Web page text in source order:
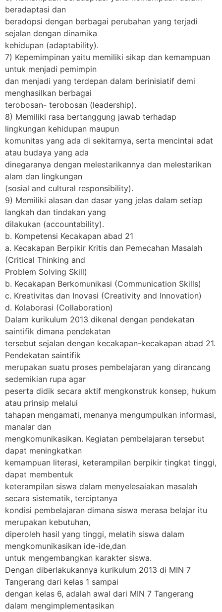
beradaptasi dan
beradopsi dengan berbagai perubahan yang terjadi
sejalan dengan dinamika
kehidupan (adaptability).
7) Kepemimpinan yaitu memiliki sikap dan kemampuan
untuk menjadi pemimpin
dan menjadi yang terdepan dalam berinisiatif demi
menghasilkan berbagai
terobosan- terobosan (leadership).
8) Memiliki rasa bertanggung jawab terhadap
lingkungan kehidupan maupun
komunitas yang ada di sekitarnya, serta mencintai adat
atau budaya yang ada
dinegaranya dengan melestarikannya dan melestarikan
alam dan lingkungan
(sosial and cultural responsibility).
9) Memiliki alasan dan dasar yang jelas dalam setiap
langkah dan tindakan yang
dilakukan (accountability).
b. Kompetensi Kecakapan abad 21
a. Kecakapan Berpikir Kritis dan Pemecahan Masalah
(Critical Thinking and
Problem Solving Skill)
b. Kecakapan Berkomunikasi (Communication Skills)
c. Kreativitas dan Inovasi (Creativity and Innovation)
d. Kolaborasi (Collaboration)
Dalam kurikulum 2013 dikenal dengan pendekatan
saintifik dimana pendekatan
tersebut sejalan dengan kecakapan-kecakapan abad 21.
Pendekatan saintifik
merupakan suatu proses pembelajaran yang dirancang
sedemikian rupa agar
peserta didik secara aktif mengkonstruk konsep, hukum
atau prinsip melalui
tahapan mengamati, menanya mengumpulkan informasi,
manalar dan
mengkomunikasikan. Kegiatan pembelajaran tersebut
dapat meningkatkan
kemampuan literasi, keterampilan berpikir tingkat tinggi,
dapat membentuk
keterampilan siswa dalam menyelesaiakan masalah
secara sistematik, terciptanya
kondisi pembelajaran dimana siswa merasa belajar itu
merupakan kebutuhan,
diperoleh hasil yang tinggi, melatih siswa dalam
mengkomunikasikan ide-ide,dan
untuk mengembangkan karakter siswa.
Dengan diberlakukannya kurikulum 2013 di MIN 7
Tangerang dari kelas 1 sampai
dengan kelas 6, adalah awal dari MIN 7 Tangerang
dalam mengimplementasikan